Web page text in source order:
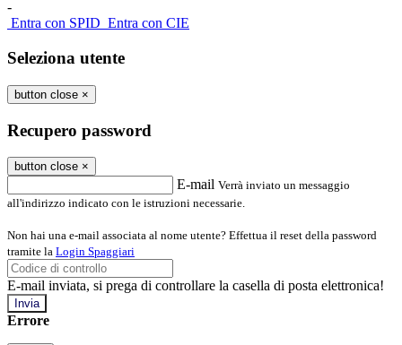
-
Entra con SPID Entra con CIE
Seleziona utente
button close ×
Recupero password
button close ×
E-mail Verrà inviato un messaggio
all'indirizzo indicato con le istruzioni necessarie.
Non hai una e-mail associata al nome utente? Effettua il reset della password
tramite la Login Spaggiari
E-mail inviata, si prega di controllare la casella di posta elettronica!
Errore